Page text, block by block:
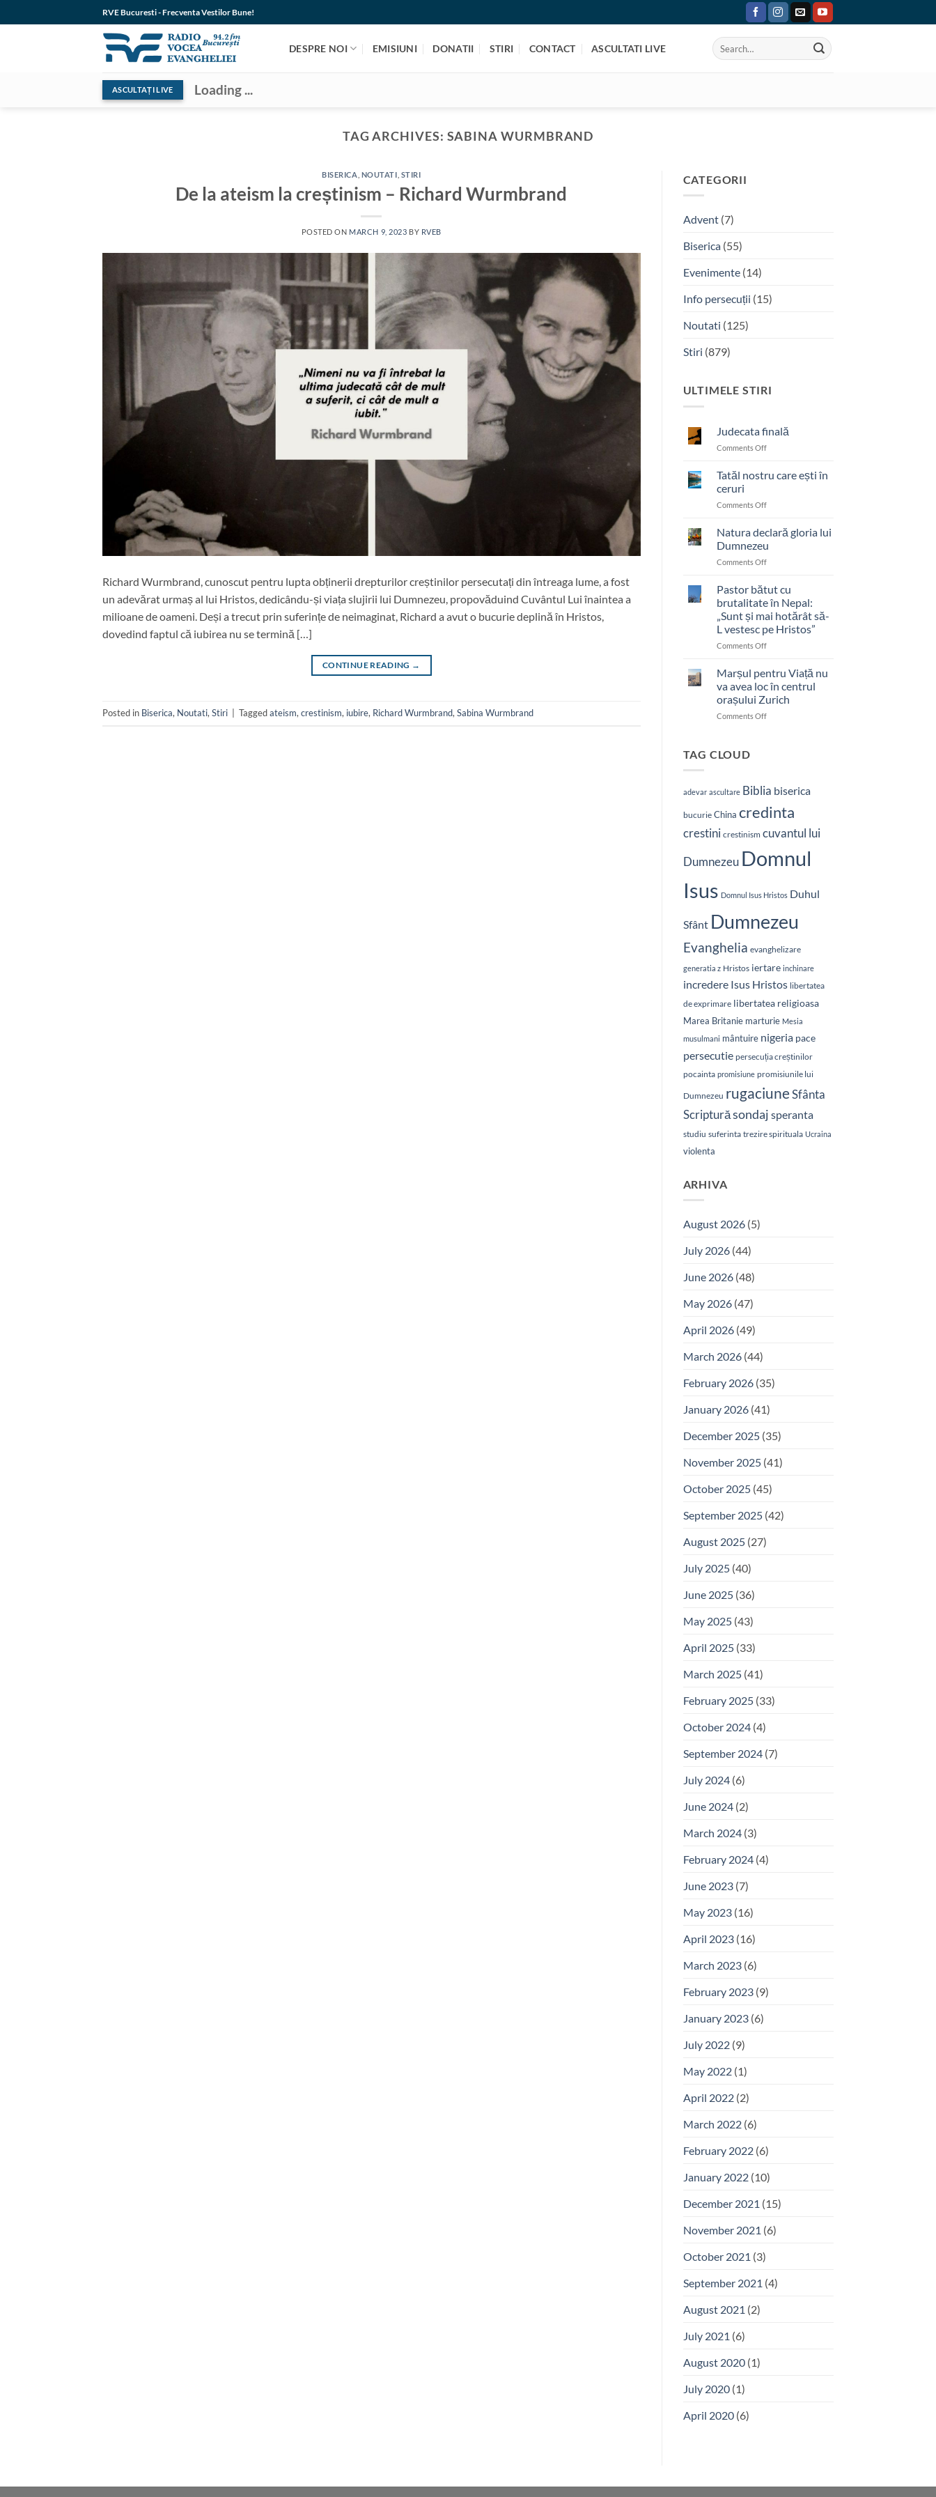
to
RVE Bucuresti - Frecventa Vestilor Bune!
DESPRE NOI EMISIUNI DONATII STIRI CONTACT ASCULTATI LIVE
ASCULTAȚI LIVE Loading ...
TAG ARCHIVES: SABINA WURMBRAND
BISERICA NOUTATI STIRI
De la ateism la creștinism – Richard Wurmbrand
POSTED ON MARCH 9, 2023 BY RVEB
Richard Wurmbrand, cunoscut pentru lupta obținerii drepturilor creștinilor persecutați din întreaga lume, a fost
un adevărat urmaș al lui Hristos, dedicându-și viața slujirii lui Dumnezeu, propovăduind Cuvântul Lui înaintea a
milioane de oameni. Deși a trecut prin suferințe de neimaginat, Richard a avut o bucurie deplină în Hristos,
dovedind faptul că iubirea nu se termină […]
CONTINUE READING →
Posted in Biserica, Noutati, Stiri Taggedateism, crestinism, iubire, Richard Wurmbrand, Sabina Wurmbrand
CATEGORII
Advent(7)
Biserica(55)
Evenimente(14)
Info persecuții (15)
Noutati (125)
Stiri (879)
ULTIMELE STIRI
Judecata finală
Comments Offon
Tatăl nostru care ești în
ceruri
Comments Offon
nostru
care
ești
în
Natura declară gloria lui
Dumnezeu
Comments Offon
declară
gloria
lui
Dumnezeu
Pastor bătut cu
brutalitate în Nepal:
„Sunt și mai hotărât să-
L vestesc pe Hristos”
Comments Offon
bătut
cu
brutalitate
în
Nepal:
L
pe
Marșul pentru Viață nu
va avea loc în centrul
orașului Zurich
Comments Offon
avea
loc
în
orașului
TAG CLOUD
adevar ascultare Biblia biserica
bucurie China credinta
crestini crestinism cuvantul lui
Dumnezeu Domnul
Isus Domnul Isus Hristos Duhul
Sfânt Dumnezeu
Evanghelia evanghelizare
generatia z Hristos iertare inchinare
incredere Isus Hristos libertatea
de exprimare libertatea religioasa
Marea Britanie marturie Mesia
musulmani mântuire nigeria pace
persecutie persecuția creștinilor
pocainta promisiune promisiunile lui
Dumnezeu rugaciuneSfânta
Scripturăsondaj speranta
studiu suferinta trezire spirituala Ucraina
violenta
ARHIVA
August 2026(5)
July 2026(44)
June 2026(48)
May 2026(47)
April 2026(49)
March 2026(44)
February 2026(35)
January 2026(41)
December 2025(35)
November 2025(41)
October 2025(45)
September 2025(42)
August 2025(27)
July 2025(40)
June 2025(36)
May 2025(43)
April 2025(33)
March 2025(41)
February 2025(33)
October 2024(4)
September 2024(7)
July 2024(6)
June 2024(2)
March 2024(3)
February 2024(4)
June 2023(7)
May 2023(16)
April 2023(16)
March 2023(6)
February 2023(9)
January 2023(6)
July 2022(9)
May 2022(1)
April 2022(2)
March 2022(6)
February 2022(6)
January 2022(10)
December 2021 (15)
November 2021 (6)
October 2021 (3)
September 2021 (4)
August 2021 (2)
July 2021 (6)
August 2020(1)
July 2020(1)
April 2020(6)